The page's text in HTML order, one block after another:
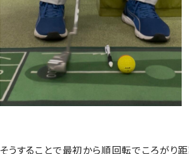
そうすることで最初から順回転でころがり